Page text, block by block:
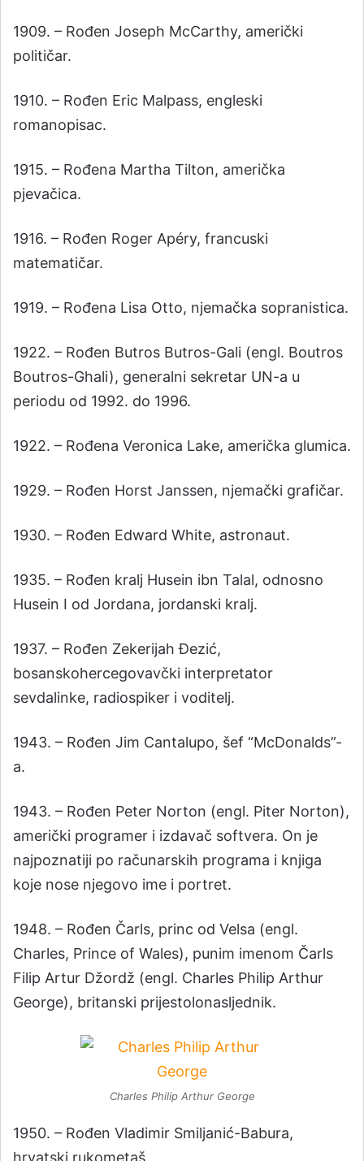
1909. – Rođen Joseph McCarthy, američki
političar.
1910. – Rođen Eric Malpass, engleski
romanopisac.
1915. – Rođena Martha Tilton, američka
pjevačica.
1916. – Rođen Roger Apéry, francuski
matematičar.
1919. – Rođena Lisa Otto, njemačka sopranistica.
1922. – Rođen Butros Butros-Gali (engl. Boutros
Boutros-Ghali), generalni sekretar UN-a u
periodu od 1992. do 1996.
1922. – Rođena Veronica Lake, američka glumica.
1929. – Rođen Horst Janssen, njemački grafičar.
1930. – Rođen Edward White, astronaut.
1935. – Rođen kralj Husein ibn Talal, odnosno
Husein I od Jordana, jordanski kralj.
1937. – Rođen Zekerijah Đezić,
bosanskohercegovavčki interpretator
sevdalinke, radiospiker i voditelj.
1943. – Rođen Jim Cantalupo, šef “McDonalds”-
a.
1943. – Rođen Peter Norton (engl. Piter Norton),
američki programer i izdavač softvera. On je
najpoznatiji po računarskih programa i knjiga
koje nose njegovo ime i portret.
1948. – Rođen Čarls, princ od Velsa (engl.
Charles, Prince of Wales), punim imenom Čarls
Filip Artur Džordž (engl. Charles Philip Arthur
George), britanski prijestolonasljednik.
Charles Philip Arthur George
1950. – Rođen Vladimir Smiljanić-Babura,